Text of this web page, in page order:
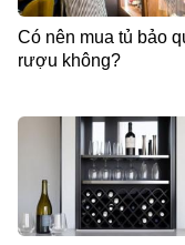
Có nên mua tủ bảo
rượu không?